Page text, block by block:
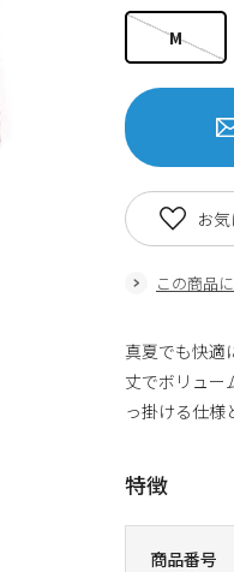
商品番号
M
この商品
お
真夏でも快適
丈でボリュー
っ掛ける仕様
特徴